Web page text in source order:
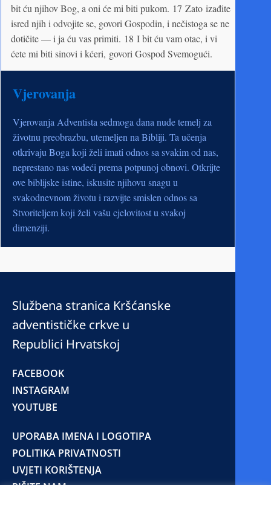
bit ću njihov Bog, a oni će mi biti pukom. 17 Zato izađite
isred njih i odvojite se, govori Gospodin, i nečistoga se ne
dotičite — i ja ću vas primiti. 18 I bit ću vam otac, i vi
ćete mi biti sinovi i kćeri, govori Gospod Svemogući.
Vjerovanja
Vjerovanja Adventista sedmoga dana nude temelj za
životnu preobrazbu, utemeljen na Bibliji. Ta učenja
otkrivaju Boga koji želi imati odnos sa svakim od nas,
neprestano nas vodeći prema potpunoj obnovi. Otkrijte
ove biblijske istine, iskusite njihovu snagu u
svakodnevnom životu i razvijte smislen odnos sa
Stvoriteljem koji želi vašu cjelovitost u svakoj
dimenziji.
Službena stranica Kršćanske
adventističke crkve u
Republici Hrvatskoj
FACEBOOK
INSTAGRAM
YOUTUBE
UPORABA IMENA I LOGOTIPA
POLITIKA PRIVATNOSTI
UVJETI KORIŠTENJA
PIŠITE NAM